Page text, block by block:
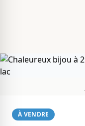
À VENDRE